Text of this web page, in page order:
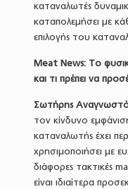
καταναλωτές
καταπολεμήσει με
επιλογής του
Meat News: Το
και τι πρέπει να
Σωτήρης
τον κίνδυνο
καταναλωτής έχει
χρησιμοποιήσει με
διάφορες τακτικές
είναι ιδιαίτερα